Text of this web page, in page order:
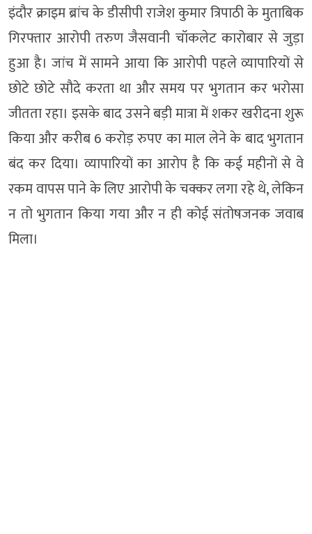
इंदौर क्राइम ब्रांच के डीसीपी राजेश कुमार त्रिपाठी के मुताबिक
गिरफ्तार आरोपी तरुण जैसवानी चॉकलेट कारोबार से जुड़ा
हुआ है। जांच में सामने आया कि आरोपी पहले व्यापारियों से
छोटे छोटे सौदे करता था और समय पर भुगतान कर भरोसा
जीतता रहा। इसके बाद उसने बड़ी मात्रा में शकर खरीदना शुरू
किया और करीब 6 करोड़ रुपए का माल लेने के बाद भुगतान
बंद कर दिया। व्यापारियों का आरोप है कि कई महीनों से वे
रकम वापस पाने के लिए आरोपी के चक्कर लगा रहे थे, लेकिन
न तो भुगतान किया गया और न ही कोई संतोषजनक जवाब
मिला।